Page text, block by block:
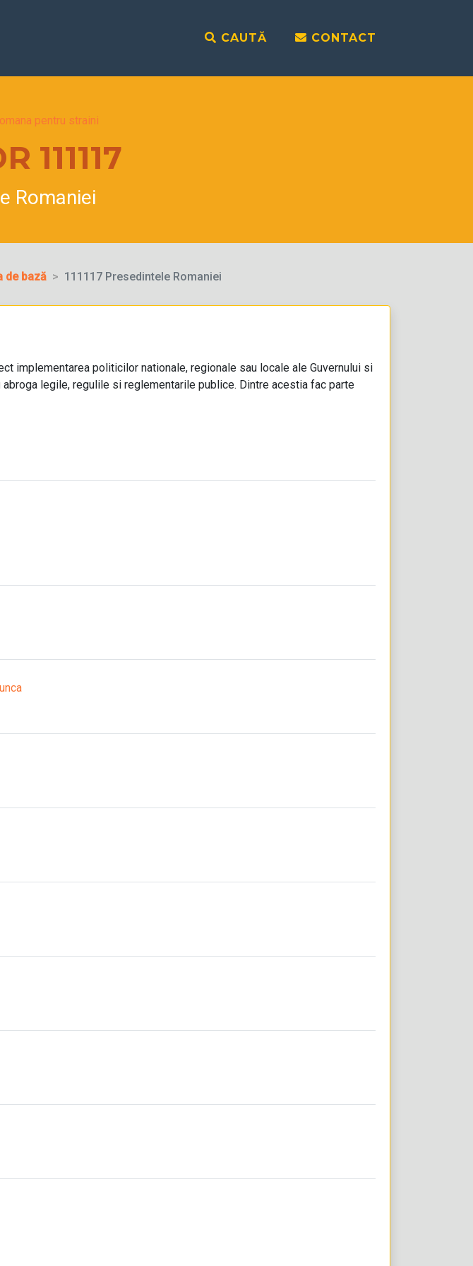
CAUTĂ CONTACT
111117
Romaniei
de bază 111117 Presedintele Romaniei
implementarea politicilor nationale, regionale sau locale ale Guvernului si
legile, regulile si reglementarile publice. Dintre acestia fac parte